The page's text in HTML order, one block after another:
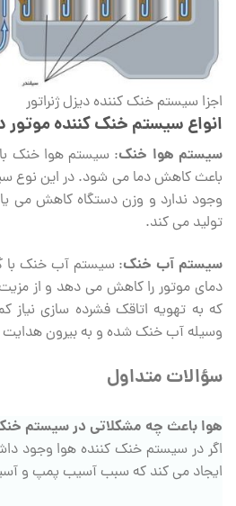
اجزا سیستم خنک کننده دیزل ژنراتور
انواع سیستم خنک کننده موتور
سیستم هوا خنک: سیستم هوا خنک
باعث کاهش دما می شود. در این نوع
وجود ندارد و وزن دستگاه کاهش می
تولید می کند.
سیستم آب خنک: سیستم آب خنک با
دمای موتور را کاهش می دهد و از
که به تهویه اتاقک فشرده سازی نیاز
وسیله آب خنک شده و به بیرون
سؤالات متداول
هوا باعث چه مشکلاتی در سیستم
اگر در سیستم خنک کننده هوا وجود
ایجاد می کند که سبب آسیب پمپ و